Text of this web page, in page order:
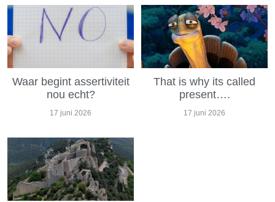
Waar begint assertiviteit
nou echt?
17 juni 2026
That is why its called
present….
17 juni 2026